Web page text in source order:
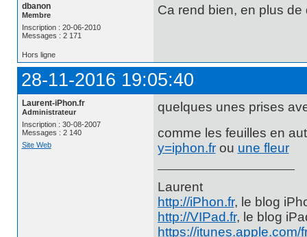
dbanon
Membre
Inscription : 20-06-2010
Messages : 2 171
Ca rend bien, en plus
Hors ligne
28-11-2016 19:05:40
Laurent-iPhon.fr
Administrateur
Inscription : 30-08-2007
Messages : 2 140
Site Web
quelques unes prises
comme les feuilles en
y=iphon.frou une fleur
Laurent
http://iPhon.fr, le blog
http://VIPad.fr, le blog
https://